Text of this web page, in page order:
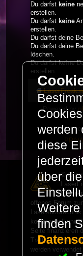
Du darfst keine
erstellen.
Du darfst keine
erstellen.
Du darfst deine
Du darfst deine
löschen.
Du darfstkeine
erstellen.
Powered by
©
offenes Forum
kommerziell und
Seite finanzieren
Traffic.
werden
werden
diese
über
finden